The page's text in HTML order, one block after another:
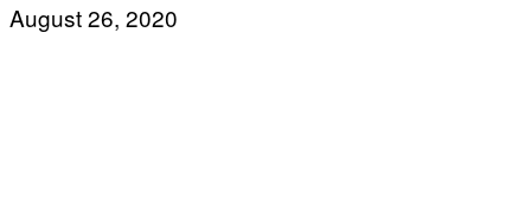
August 26, 2020